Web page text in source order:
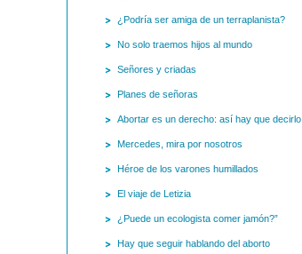
¿Podría ser amiga de un terraplanista?
No solo traemos hijos al mundo
Señores y criadas
Planes de señoras
Abortar es un derecho: así hay que decirlo
Mercedes, mira por nosotros
Héroe de los varones humillados
El viaje de Letizia
¿Puede un ecologista comer jamón?”
Hay que seguir hablando del aborto